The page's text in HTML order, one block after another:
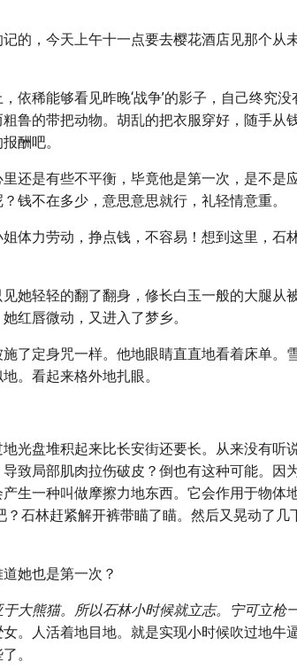
的，今天上午十一点要去樱花酒店见那个从
依稀能够看见昨晚‘战争’的影子，自己终究没
鲁的带把动物。胡乱的把衣服穿好，随手从
酬吧。
还是有些不平衡，毕竟他是第一次，是不是
钱不在多少，意思意思就行，礼轻情意重。
体力劳动，挣点钱，不容易！想到这里，石
她轻轻的翻了翻身，修长白玉一般的大腿从
红唇微动，又进入了梦乡。
了定身咒一样。他地眼睛直直地看着床单。
。看起来格外地扎眼。
光盘堆积起来比长安街还要长。从来没有听
致局部肌肉拉伤破皮？倒也有这种可能。因
生一种叫做摩擦力地东西。它会作用于物体地
石林赶紧解开裤带瞄了瞄。然后又晃动了几
她也是第一次？
大熊猫。所以石林小时候就立志。宁可立枪
女。人活着地目地。就是实现小时候吹过地牛
。